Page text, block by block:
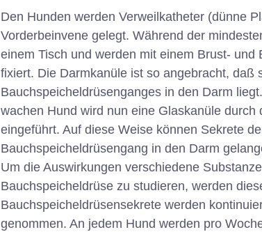
Den Hunden werden Verweilkatheter (dünne
Vorderbeinvene gelegt. Während der
einem Tisch und werden mit einem Brust-
fixiert. Die Darmkanüle ist so angebracht,
Bauchspeicheldrüsenganges in den Darm
wachen Hund wird nun eine Glaskanüle
eingeführt. Auf diese Weise können Sekrete
Bauchspeicheldrüsengang in den Darm
Um die Auswirkungen verschiedene
Bauchspeicheldrüse zu studieren, werden
Bauchspeicheldrüsensekrete werden
genommen. An jedem Hund werden pro